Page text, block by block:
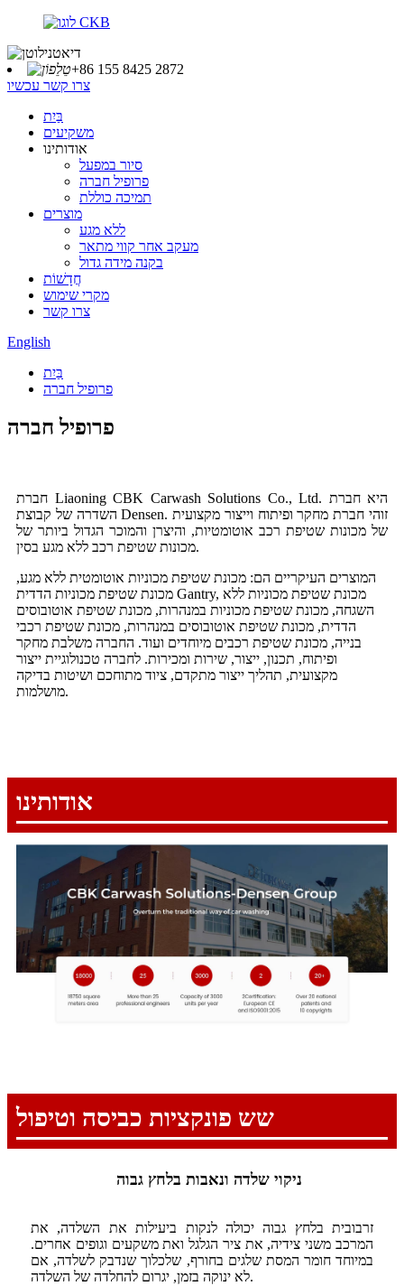
+86 155 8425 2872
צרו קשר עכשיו
בַּיִת
משקיעים
אודותינו
סיור במפעל
פרופיל חברה
תמיכה כוללת
מוצרים
ללא מגע
מעקב אחר קווי מתאר
בקנה מידה גדול
חֲדָשׁוֹת
מקרי שימוש
צרו קשר
English
בַּיִת
פרופיל חברה
פרופיל חברה
חברת Liaoning CBK Carwash Solutions Co., Ltd. היא חברת
השדרה של קבוצת Densen. זוהי חברת מחקר ופיתוח וייצור מקצועית
של מכונות שטיפת רכב אוטומטיות, והיצרן והמוכר הגדול ביותר של
מכונות שטיפת רכב ללא מגע בסין.
המוצרים העיקריים הם: מכונת שטיפת מכוניות אוטומטית ללא מגע,
מכונת שטיפת מכוניות הדדית Gantry, מכונת שטיפת מכוניות ללא
השגחה, מכונת שטיפת מכוניות במנהרות, מכונת שטיפת אוטובוסים
הדדית, מכונת שטיפת אוטובוסים במנהרות, מכונת שטיפת רכבי
בנייה, מכונת שטיפת רכבים מיוחדים ועוד. החברה משלבת מחקר
ופיתוח, תכנון, ייצור, שירות ומכירות. לחברה טכנולוגיית ייצור
מקצועית, תהליך ייצור מתקדם, ציוד מתוחכם ושיטות בדיקה
מושלמות.
אודותינו
שש פונקציות כביסה וטיפול
ניקוי שלדה ונאבות בלחץ גבוה
זרבובית בלחץ גבוה יכולה לנקות ביעילות את השלדה, את
המרכב משני צידיה, את ציר הגלגל ואת משקעים וגופים אחרים.
במיוחד חומר המסת שלגים בחורף, שלכלוך שנדבק לשלדה, אם
לא ינוקה בזמן, יגרום להחלדה של השלדה.